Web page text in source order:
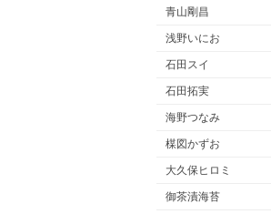
青山剛昌
浅野いにお
石田スイ
石田拓実
海野つなみ
楳図かずお
大久保ヒロミ
御茶漬海苔